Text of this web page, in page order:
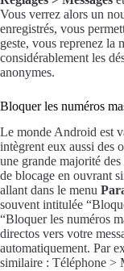
Vous verrez alors un
enregistrés, vous
geste, vous reprenez la
considérablement les
anonymes.
Bloquer les numéros
Le monde Android est
intègrent eux aussi des
une grande majorité
de blocage en ouvrant
allant dans le menu
souvent intitulée
“Bloquer les numéros
directos vers votre
automatiquement. Par
similaire : Téléphone >